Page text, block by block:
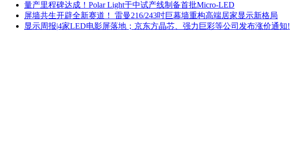
量产里程碑达成！Polar Light于中试产线制备首批Micro-LED
屏墙共生开辟全新赛道！ 雷曼216/243吋巨幕墙重构高端居家显示新格局
显示周报|4家LED电影屏落地；京东方晶芯、强力巨彩等公司发布涨价通知!